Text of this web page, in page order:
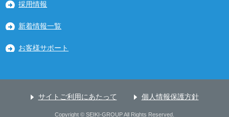
採用情報
新着情報一覧
お客様サポート
サイトご利用にあたって 個人情報保護方針
Copyright © SEIKI-GROUP All Rights Reserved.